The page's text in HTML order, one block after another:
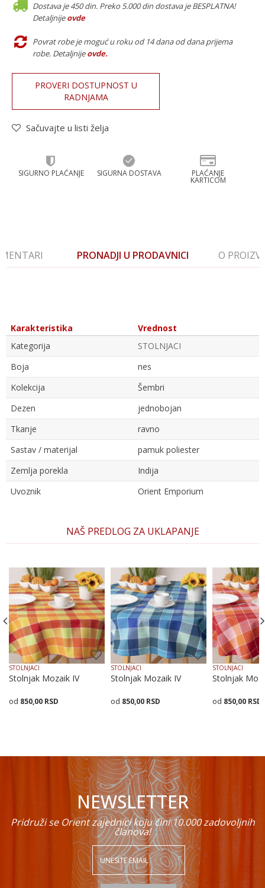
Dostava je 450 din. Preko 5.000 din dostava je BESPLATNA!
Detaljnijeovde
Povrat robe je moguć u roku od 14 dana od dana prijema
robe. Detaljnije ovde.
PROVERI DOSTUPNOST U
RADNJAMA
Sačuvajte u listi želja
SIGURNO PLAĆANJE SIGURNA DOSTAVA PLAĆANJE
KARTICOM
PRONADJI U PRODAVNICI O
Karakteristika
Vrednost
Kategorija
STOLNJACI
Boja
nes
Kolekcija
Šembri
Dezen
jednobojan
Tkanje
ravno
Sastav / materijal
pamuk poliester
Zemlja porekla
Indija
Uvoznik
Orient Emporium
Poruka
POŠALJI
NAŠ PREDLOG ZA UKLAPANJE
STOLNJACI
Stolnjak Mozaik IV
850,00 RSD
Dodaj u korpu
STOLNJACI
Stolnjak Mozaik IV
850,00 RSD
Dodaj u korpu
STOLNJACI
Stolnjak
850,00 RSD
NEWSLETTER
Pridruži se Orient zajednici koju čini 10.000 zadovoljnih
članova!